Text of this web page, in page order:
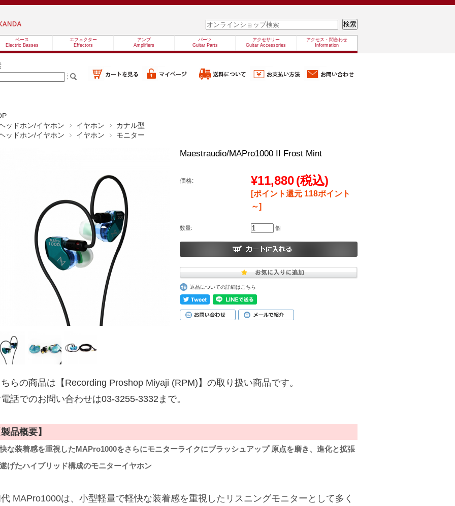
ベース
Electric Basses
エフェクター
Effectors
アンプ
Amplifiers
パーツ
Guitar Parts
アクセサリー
Guitar Accessories
アクセス・問合わせ
Information
ッドホン/イヤホン
イヤホン
カナル型
ッドホン/イヤホン
イヤホン モニター
Maestraudio/MAPro1000 II Frost Mint
価格: ¥11,880(税込)
[ポイント還元 118ポイント
～]
数量: 個
返品についての詳細はこちら
らの商品は【Recording Proshop Miyaji (RPM)】の取り扱い商品です。
話でのお問い合わせは03-3255-3332まで。
品概要】
な装着感を重視したMAPro1000をさらにモニターライクにブラッシュアップ 原点を磨き、進化と拡張
げたハイブリッド構成のモニターイヤホン
MAPro1000は、小型軽量で軽快な装着感を重視したリスニングモニターとして多く